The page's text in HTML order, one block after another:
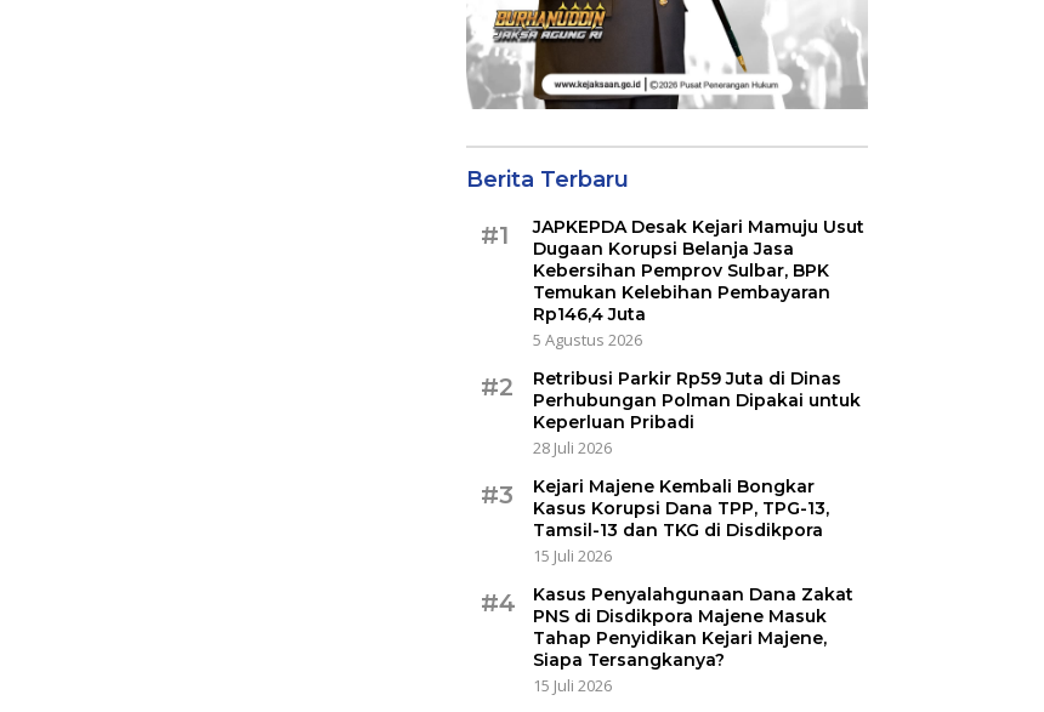
Berita Terbaru
#1
JAPKEPDA Desak Kejari Mamuju Usut
Dugaan Korupsi Belanja Jasa
Kebersihan Pemprov Sulbar, BPK
Temukan Kelebihan Pembayaran
Rp146,4 Juta
5 Agustus 2026
#2
Retribusi Parkir Rp59 Juta di Dinas
Perhubungan Polman Dipakai untuk
Keperluan Pribadi
28 Juli 2026
#3
Kejari Majene Kembali Bongkar
Kasus Korupsi Dana TPP, TPG-13,
Tamsil-13 dan TKG di Disdikpora
15 Juli 2026
#4
Kasus Penyalahgunaan Dana Zakat
PNS di Disdikpora Majene Masuk
Tahap Penyidikan Kejari Majene,
Siapa Tersangkanya?
15 Juli 2026